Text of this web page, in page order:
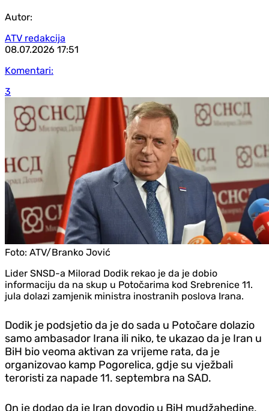
Autor:
ATV redakcija
08.07.2026 17:51
Komentari:
3
Foto: ATV/Branko Jović
Lider SNSD-a Milorad Dodik rekao je da je dobio
informaciju da na skup u Potočarima kod Srebrenice 11.
jula dolazi zamjenik ministra inostranih poslova Irana.
Dodik je podsjetio da je do sada u Potočare dolazio
samo ambasador Irana ili niko, te ukazao da je Iran u
BiH bio veoma aktivan za vrijeme rata, da je
organizovao kamp Pogorelica, gdje su vježbali
teroristi za napade 11. septembra na SAD.
On je dodao da je Iran dovodio u BiH mudžahedine,